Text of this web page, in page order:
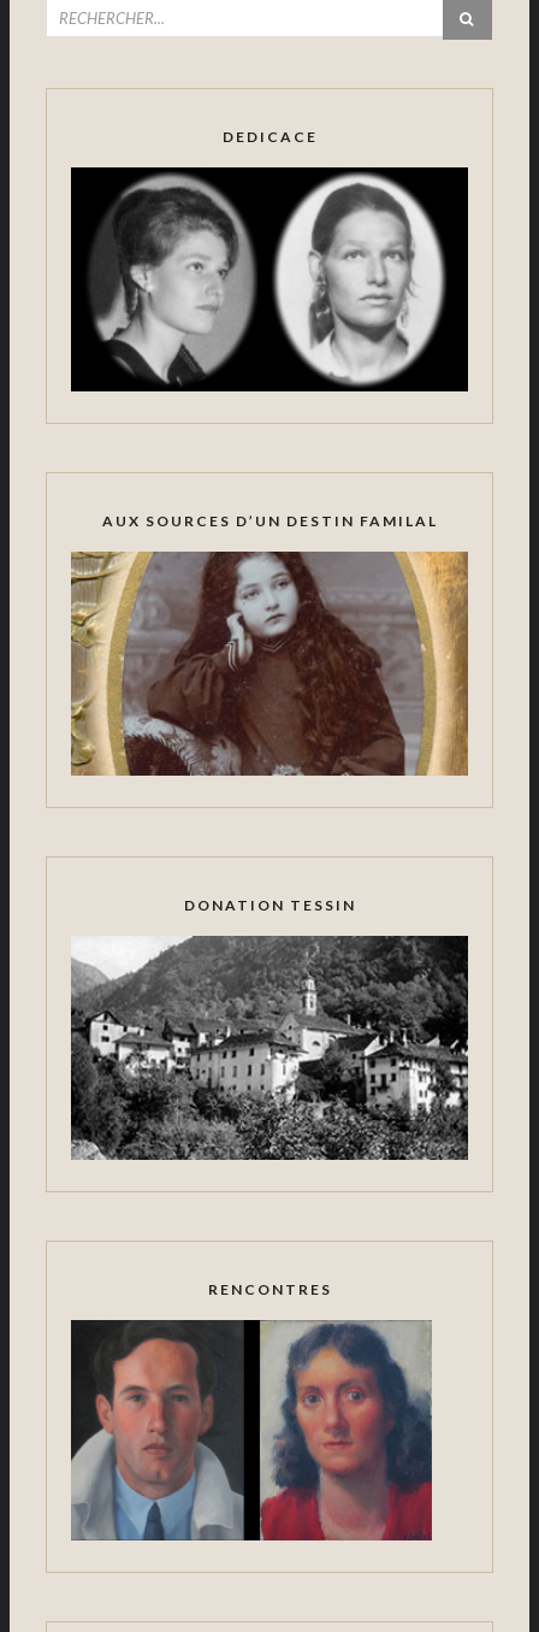
DEDICACE
AUX SOURCES D’UN DESTIN FAMILAL
DONATION TESSIN
RENCONTRES